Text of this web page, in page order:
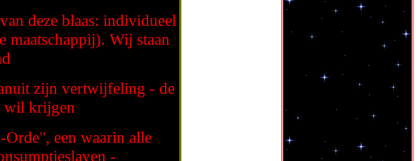
deze blaas: individueel
Wij staan
zijn vertwijfeling - de
wil krijgen
een waarin alle
-